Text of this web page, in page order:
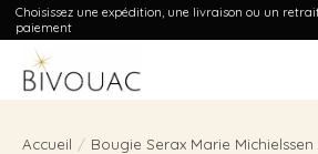
Choisissez une expédition, une livraison ou un
paiement
Accueil / Bougie Serax Marie